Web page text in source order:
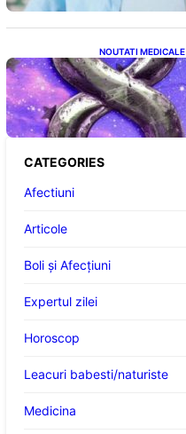
NOUTATI MEDICALE
Energia
8 August
Prosperității
CATEGORIES
Afectiuni
Articole
Boli și Afecțiuni
Expertul zilei
Horoscop
Leacuri babesti/naturiste
Medicina